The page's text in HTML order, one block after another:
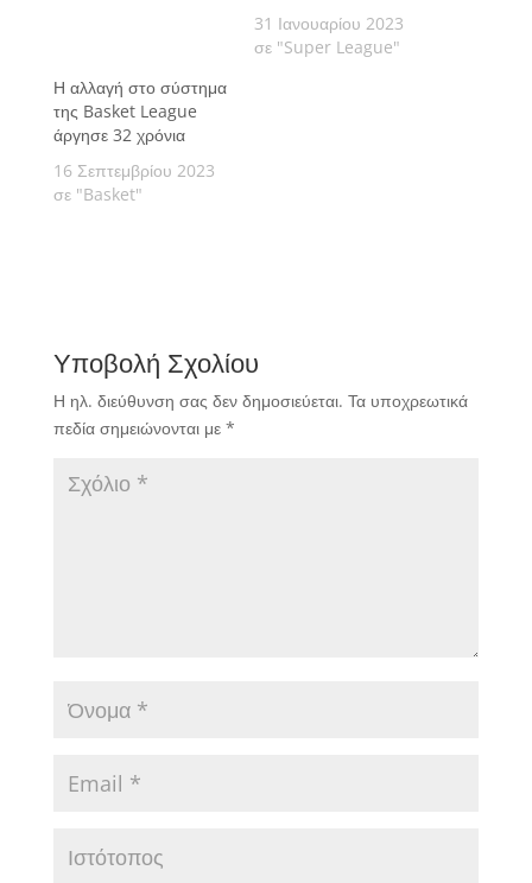
31 Ιανουαρίου 2023
σε "Super League"
Η αλλαγή στο σύστημα
της Basket League
άργησε 32 χρόνια
16 Σεπτεμβρίου 2023
σε "Basket"
Υποβολή Σχολίου
Η ηλ. διεύθυνση σας δεν δημοσιεύεται. Τα υποχρεωτικά
πεδία σημειώνονται με *